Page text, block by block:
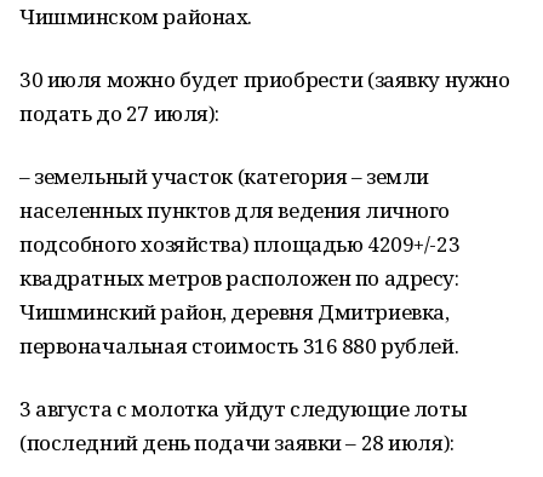
Чишминском районах.
30 июля можно будет приобрести (заявку нужно
подать до 27 июля):
– земельный участок (категория – земли
населенных пунктов для ведения личного
подсобного хозяйства) площадью 4209+/-23
квадратных метров расположен по адресу:
Чишминский район, деревня Дмитриевка,
первоначальная стоимость 316 880 рублей.
3 августа с молотка уйдут следующие лоты
(последний день подачи заявки – 28 июля):